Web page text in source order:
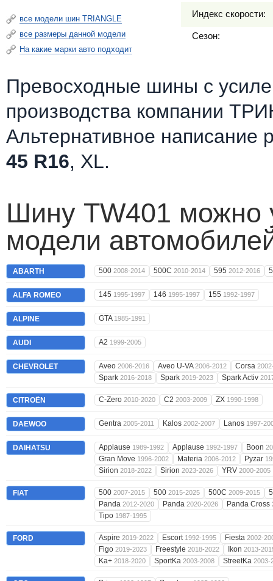
все модели шин TRIANGLE
все размеры данной модели
На какие марки авто подходит
Индекс скорости:
Сезон:
Превосходные шины c
производства компании
Альтернативное написание
45 R16, XL.
Шину TW401 можно
модели
ABARTH 500 2008-2014 500C 2010-2014 595 2012-2016
ALFA ROMEO 145 1995-1997 146 1995-1997 155 1992-1997
ALPINE GTA 1985-1991
AUDI A2 1999-2005
CHEVROLET Aveo 2006-2016 Aveo U-VA2006-2012 Corsa
Spark 2016-2018 Spark 2019-2023 Spark Activ
CITROËN C-Zero 2010-2020 C2 2003-2009 ZX 1990-1998
DAEWOO Gentra 2005-2011 Kalos 2002-2007 Lanos 1997-
DAIHATSU Applause 1989-1992 Applause 1992-1997 Boon
Gran Move 1996-2002 Materia 2006-2012 Pyzar
Sirion 2018-2022 Sirion 2023-2026 YRV 2000-2005
FIAT 500 2007-2015 500 2015-2025 500C 2009-2015
Panda 2012-2020 Panda 2020-2026 Panda Cross
Tipo 1987-1995
FORD Aspire 2019-2022 Escort 1992-1995 Fiesta 2002-
Figo 2019-2023 Freestyle 2018-2022 Ikon 2013-
Ka+ 2018-2020 SportKa 2003-2008 StreetKa 2003-